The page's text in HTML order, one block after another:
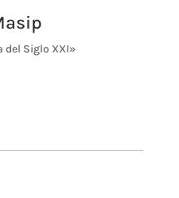
del Siglo XXI»